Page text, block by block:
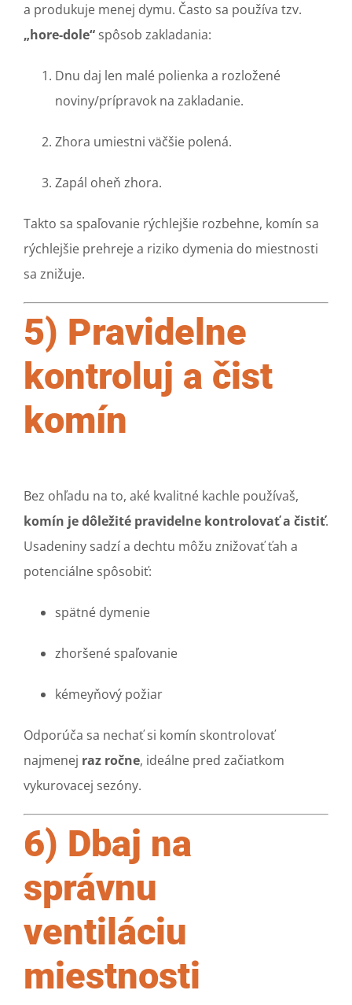
a produkuje menej dymu. Často sa používa tzv.
„hore-dole“ spôsob zakladania:
Dnu daj len malé polienka a rozložené
noviny/prípravok na zakladanie.
Zhora umiestni väčšie polená.
Zapál oheň zhora.
Takto sa spaľovanie rýchlejšie rozbehne, komín sa
rýchlejšie prehreje a riziko dymenia do miestnosti
sa znižuje.
5) Pravidelne
kontroluj a čist
komín
Bez ohľadu na to, aké kvalitné kachle používaš,
komín je dôležité pravidelne kontrolovať a čistiť.
Usadeniny sadzí a dechtu môžu znižovať ťah a
potenciálne spôsobiť:
spätné dymenie
zhoršené spaľovanie
kémeyňový požiar
Odporúča sa nechať si komín skontrolovať
najmenej raz ročne, ideálne pred začiatkom
vykurovacej sezóny.
6) Dbaj na
správnu
ventiláciu
miestnosti